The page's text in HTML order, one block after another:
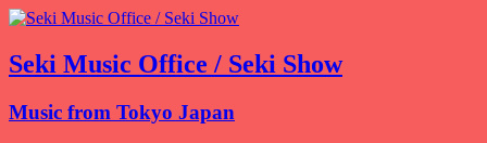
Seki Music Office / Seki Show
Music from Tokyo Japan